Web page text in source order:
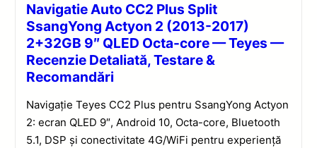
Navigatie Auto CC2 Plus Split
SsangYong Actyon 2 (2013-2017)
2+32GB 9″ QLED Octa-core — Teyes —
Recenzie Detaliată, Testare &
Recomandări
Navigație Teyes CC2 Plus pentru SsangYong Actyon
2: ecran QLED 9″, Android 10, Octa-core, Bluetooth
5.1, DSP și conectivitate 4G/WiFi pentru experiență